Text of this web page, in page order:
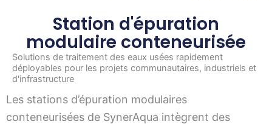
Station d'épuration
modulaire conteneurisée
Solutions de traitement des eaux usées rapidement
déployables pour les projets communautaires, industriels et
d'infrastructure
Les stations d’épuration modulaires
conteneurisées de SynerAqua intègrent des